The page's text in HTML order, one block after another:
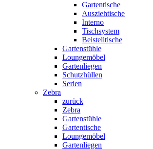
Gartentische
Ausziehtische
Interno
Tischsystem
Beistelltische
Gartenstühle
Loungemöbel
Gartenliegen
Schutzhüllen
Serien
Zebra
zurück
Zebra
Gartenstühle
Gartentische
Loungemöbel
Gartenliegen